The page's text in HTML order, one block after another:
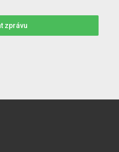
zprávu